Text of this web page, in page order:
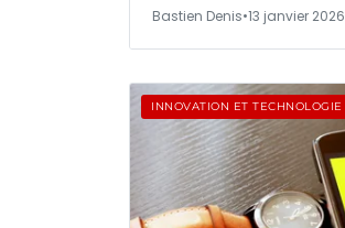
Bastien Denis•13 janvier 2026
INNOVATION ET TECHNOLOGIE